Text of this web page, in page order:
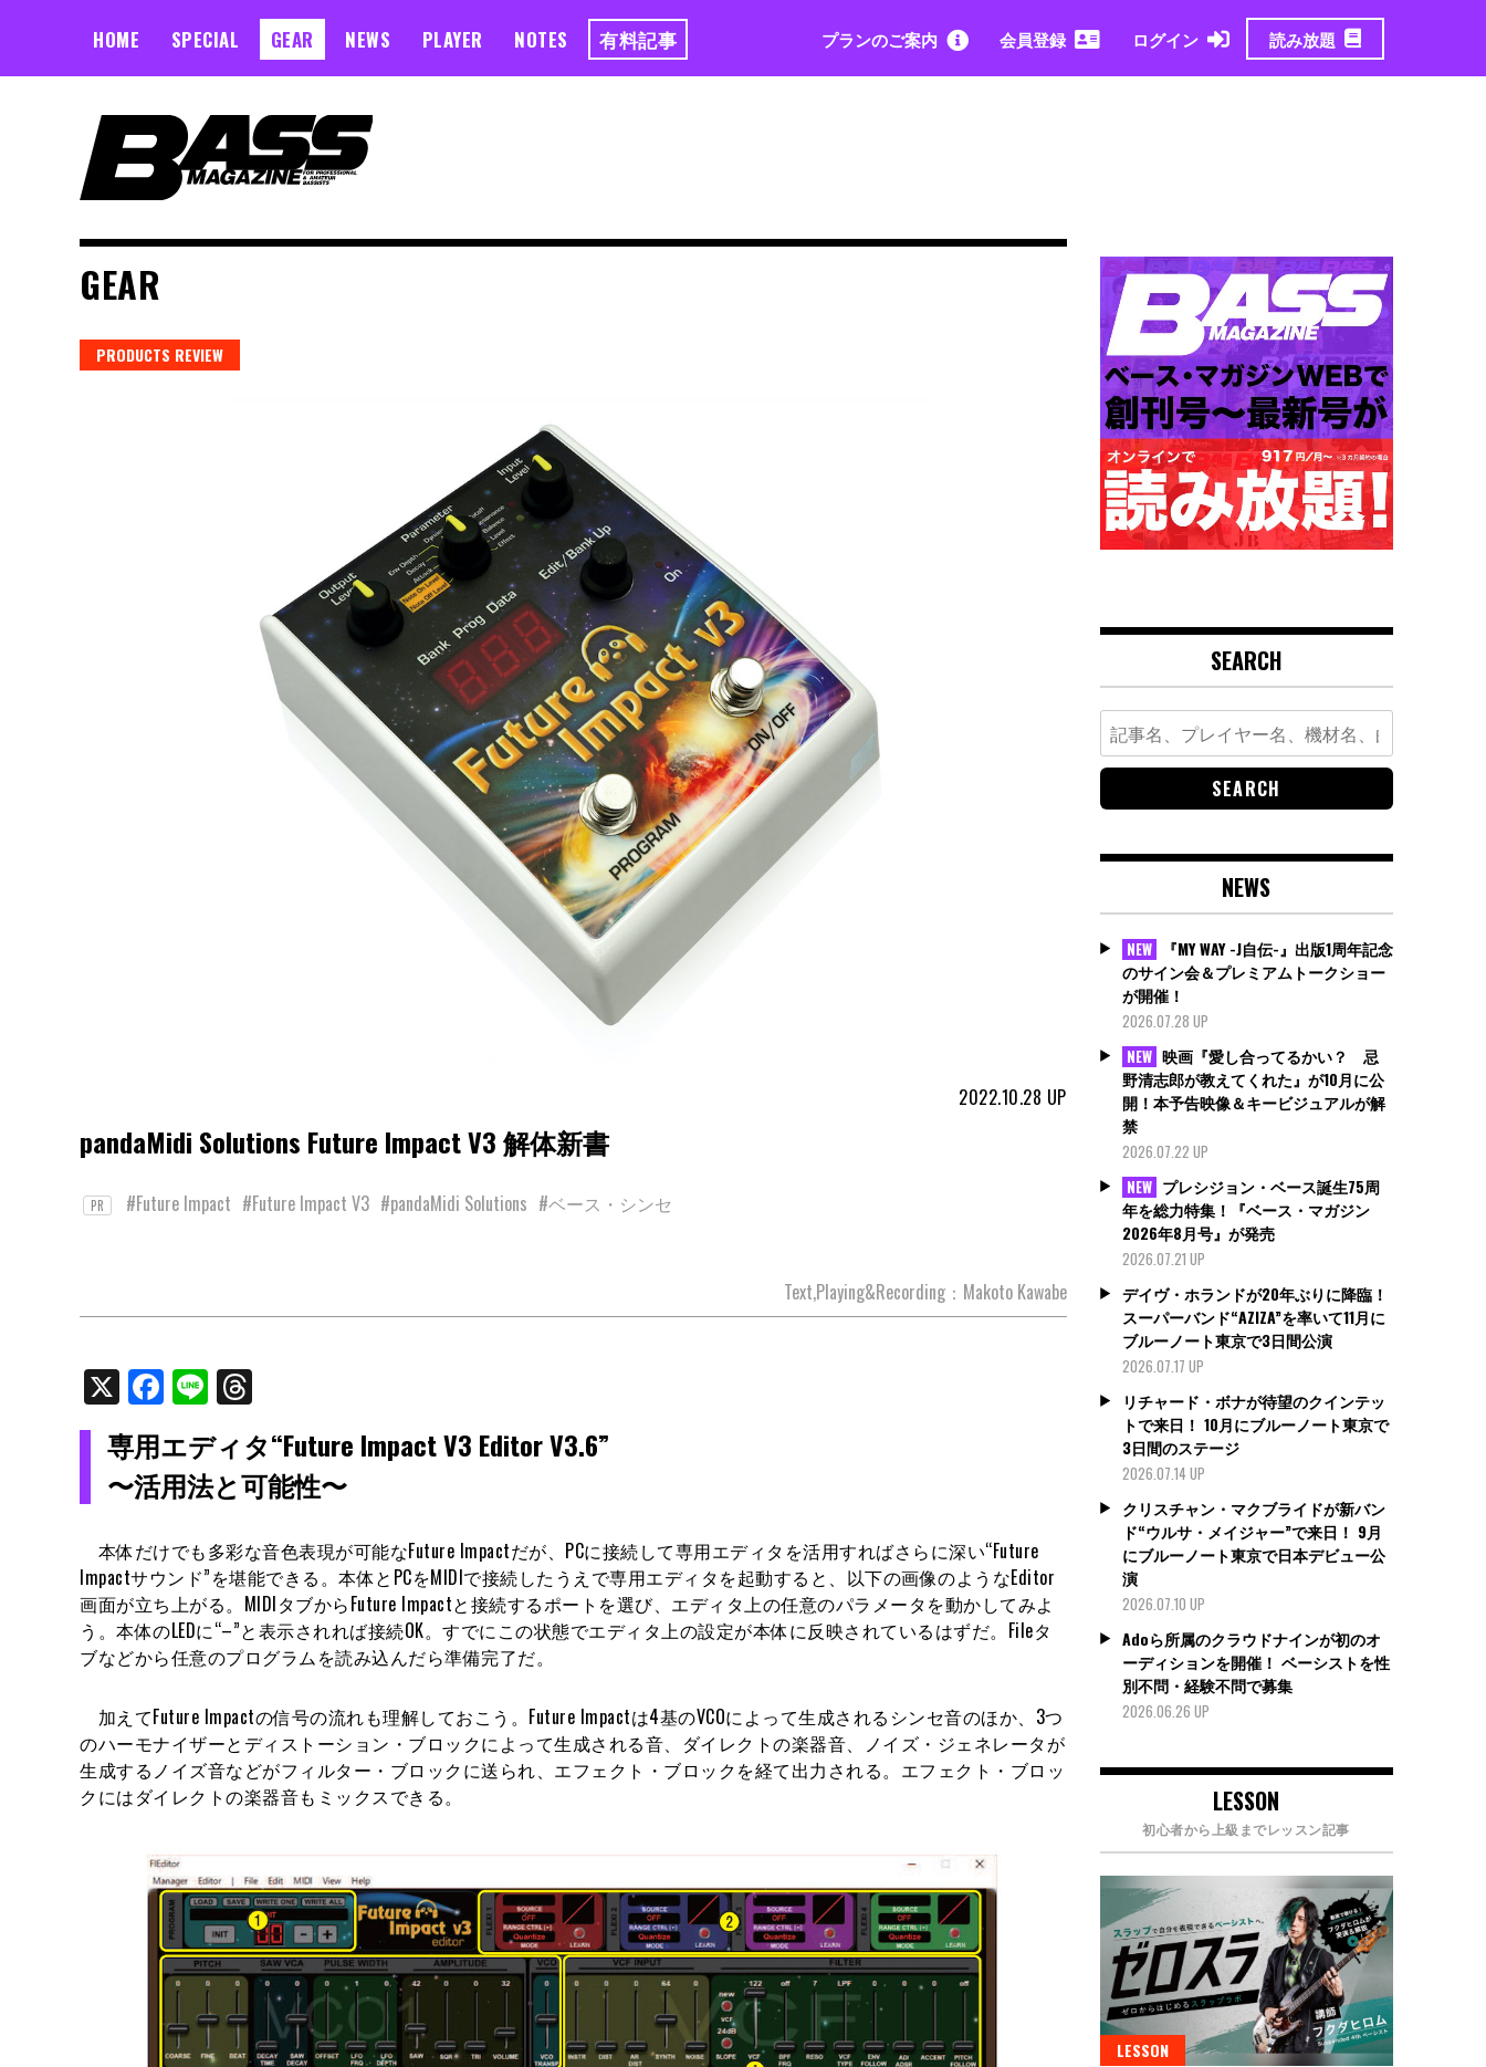
HOME SPECIAL GEAR NEWS PLAYER NOTES 有料記事 プランのご案内 会員登録 ログイン 読み放題
GEAR
PRODUCTS REVIEW
2022.10.28 UP
pandaMidi Solutions Future Impact V3 解体新書
PR #Future Impact #Future Impact V3 #pandaMidi Solutions #ベース・シンセ
Text,Playing&Recording：Makoto Kawabe
X Facebook
Line
専用エディタ“Future Impact V3 Editor V3.6”
〜活用法と可能性〜
本体だけでも多彩な音色表現が可能なFuture Impactだが、PCに接続して専用エディタを活用すればさらに深い“Future
Impactサウンド”を堪能できる。本体とPCをMIDIで接続したうえで専用エディタを起動すると、以下の画像のようなEditor
画面が立ち上がる。MIDIタブからFuture Impactと接続するポートを選び、エディタ上の任意のパラメータを動かしてみよ
う。本体のLEDに“–”と表示されれば接続OK。すでにこの状態でエディタ上の設定が本体に反映されているはずだ。Fileタ
ブなどから任意のプログラムを読み込んだら準備完了だ。
加えてFuture Impactの信号の流れも理解しておこう。Future Impactは4基のVCOによって生成されるシンセ音のほか、3つ
のハーモナイザーとディストーション・ブロックによって生成される音、ダイレクトの楽器音、ノイズ・ジェネレータが
生成するノイズ音などがフィルター・ブロックに送られ、エフェクト・ブロックを経て出力される。エフェクト・ブロッ
クにはダイレクトの楽器音もミックスできる。
SEARCH
Search
for:
NEWS
NEW
『MY WAY -J自伝-』出版1周年記念
のサイン会＆プレミアムトークショー
が開催！
2026.07.28 UP
NEW 映画『愛し合ってるかい？ 忌
野清志郎が教えてくれた』が10月に公
開！本予告映像＆キービジュアルが解
禁
2026.07.22 UP
NEW プレシジョン・ベース誕生75周
年を総力特集！『ベース・マガジン
2026年8月号』が発売
2026.07.21 UP
デイヴ・ホランドが20年ぶりに降臨！
スーパーバンド“AZIZA”を率いて11月に
ブルーノート東京で3日間公演
2026.07.17 UP
リチャード・ボナが待望のクインテッ
トで来日！ 10月にブルーノート東京で
3日間のステージ
2026.07.14 UP
クリスチャン・マクブライドが新バン
ド“ウルサ・メイジャー”で来日！ 9月
にブルーノート東京で日本デビュー公
演
2026.07.10 UP
Adoら所属のクラウドナインが初のオ
ーディションを開催！ ベーシストを性
別不問・経験不問で募集
2026.06.26 UP
LESSON
初心者から上級までレッスン記事
LESSON